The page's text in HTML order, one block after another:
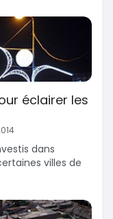
éclairer les
dans
villes de